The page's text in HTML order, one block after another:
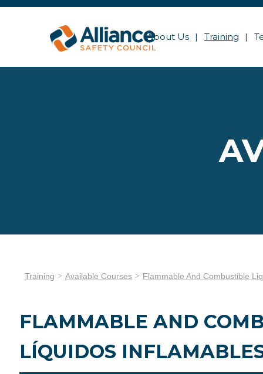
About Us Training
Training Available Courses Flammable And Combustible
FLAMMABLE AND
LÍQUIDOS